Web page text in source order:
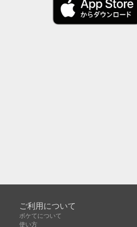
ご利用について
ボケてについて
使い方